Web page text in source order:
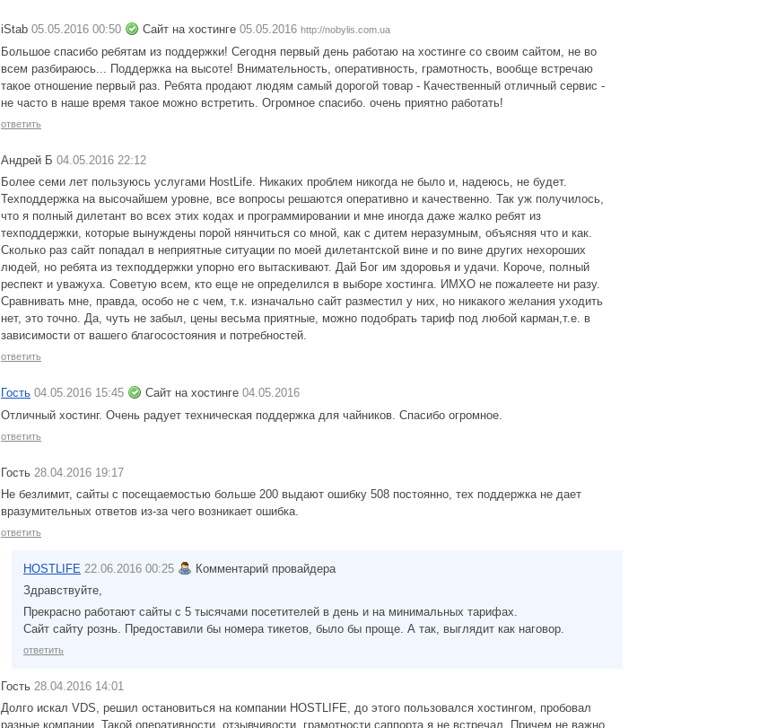
iStab 05.05.2016 00:50 Сайт на хостинге 05.05.2016 http://nobylis.com.ua
Большое спасибо ребятам из поддержки! Сегодня первый день работаю на хостинге со своим сайтом, не во
всем разбираюсь... Поддержка на высоте! Внимательность, оперативность, грамотность, вообще встречаю
такое отношение первый раз. Ребята продают людям самый дорогой товар - Качественный отличный сервис -
не часто в наше время такое можно встретить. Огромное спасибо. очень приятно работать!
ответить
Андрей Б 04.05.2016 22:12
Более семи лет пользуюсь услугами HostLife. Никаких проблем никогда не было и, надеюсь, не будет.
Техподдержка на высочайшем уровне, все вопросы решаются оперативно и качественно. Так уж получилось,
что я полный дилетант во всех этих кодах и программировании и мне иногда даже жалко ребят из
техподдержки, которые вынуждены порой нянчиться со мной, как с дитем неразумным, объясняя что и как.
Сколько раз сайт попадал в неприятные ситуации по моей дилетантской вине и по вине других нехороших
людей, но ребята из техподдержки упорно его вытаскивают. Дай Бог им здоровья и удачи. Короче, полный
респект и уважуха. Советую всем, кто еще не определился в выборе хостинга. ИМХО не пожалеете ни разу.
Сравнивать мне, правда, особо не с чем, т.к. изначально сайт разместил у них, но никакого желания уходить
нет, это точно. Да, чуть не забыл, цены весьма приятные, можно подобрать тариф под любой карман,т.е. в
зависимости от вашего благосостояния и потребностей.
ответить
Гость 04.05.2016 15:45 Сайт на хостинге 04.05.2016
Отличный хостинг. Очень радует техническая поддержка для чайников. Спасибо огромное.
ответить
Гость 28.04.2016 19:17
Не безлимит, сайты с посещаемостью больше 200 выдают ошибку 508 постоянно, тех поддержка не дает
вразумительных ответов из-за чего возникает ошибка.
ответить
HOSTLIFE 22.06.2016 00:25
Комментарий провайдера
Здравствуйте,
Прекрасно работают сайты с 5 тысячами посетителей в день и на минимальных тарифах.
Сайт сайту рознь. Предоставили бы номера тикетов, было бы проще. А так, выглядит как наговор.
ответить
Гость 28.04.2016 14:01
Долго искал VDS, решил остановиться на компании HOSTLIFE, до этого пользовался хостингом, пробовал
разные компании. Такой оперативности, отзывчивости, грамотности саппорта я не встречал. Причем не важно